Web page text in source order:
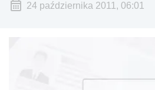
24 października 2011, 06:01